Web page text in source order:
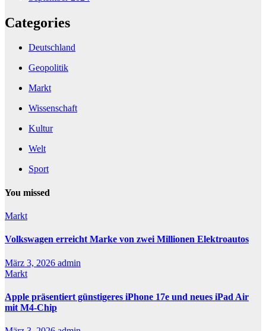
Categories
Deutschland
Geopolitik
Markt
Wissenschaft
Kultur
Welt
Sport
You missed
Markt
Volkswagen erreicht Marke von zwei Millionen Elektroautos
März 3, 2026 admin
Markt
Apple präsentiert günstigeres iPhone 17e und neues iPad Air
mit M4-Chip